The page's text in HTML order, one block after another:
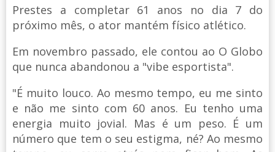
Prestes a completar 61 anos no dia 7 do
próximo mês, o ator mantém físico atlético.
Em novembro passado, ele contou ao O Globo
que nunca abandonou a "vibe esportista".
"É muito louco. Ao mesmo tempo, eu me sinto
e não me sinto com 60 anos. Eu tenho uma
energia muito jovial. Mas é um peso. É um
número que tem o seu estigma, né? Ao mesmo